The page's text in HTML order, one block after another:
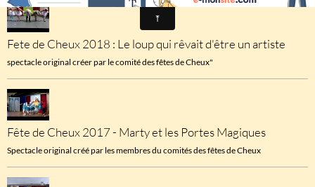
Fete de Cheux 2018 : Le loup qui rêvait d'être un artiste
spectacle original créer par le comité des fêtes de Cheux"
Fête de Cheux 2017 - Marty et les Portes Magiques
Spectacle original créé par les membres du comités des fêtes de Cheux